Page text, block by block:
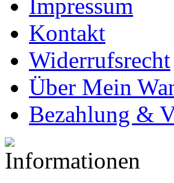
Impressum
Kontakt
Widerrufsrecht
Über Mein
Bezahlung &